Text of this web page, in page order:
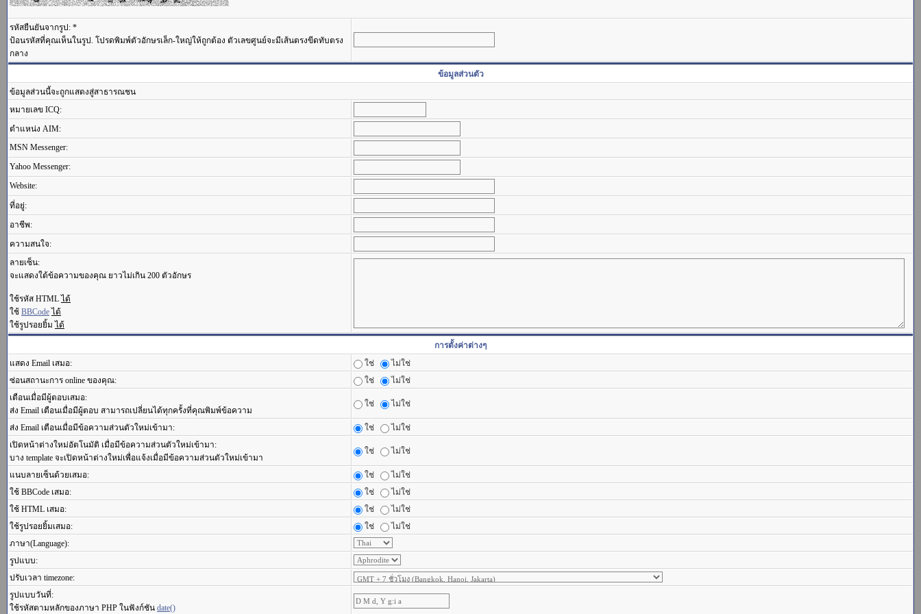
รหัสยืนยันจากรูป: *
ป้อนรหัสที่คุณเห็นในรูป. โปรดพิมพ์ตัวอักษรเล็ก-ใหญ่ให้ถูกต้อง ตัวเลขศูนย์จะมีเส้นตรงขีดทับตรง
กลาง
ข้อมูลส่วนตัว
ข้อมูลส่วนนี้จะถูกแสดงสู่สาธารณชน
หมายเลข ICQ:
ตำแหน่ง AIM:
MSN Messenger:
Yahoo Messenger:
Website:
ที่อยู่:
อาชีพ:
ความสนใจ:
ลายเซ็น:
จะแสดงใต้ข้อความของคุณ ยาวไม่เกิน 200 ตัวอักษร
ใช้รหัส HTML ได้
ใช้ BBCode ได้
ใช้รูปรอยยิ้ม ได้
การตั้งค่าต่างๆ
แสดง Email เสมอ:
ใช่
ไม่ใช่
ซ่อนสถานะการ online ของคุณ:
ใช่
ไม่ใช่
เตือนเมื่อมีผู้ตอบเสมอ:
ส่ง Email เตือนเมื่อมีผู้ตอบ สามารถเปลี่ยนได้ทุกครั้งที่คุณพิมพ์ข้อความ
ใช่ ไม่ใช่
ส่ง Email เตือนเมื่อมีข้อความส่วนตัวใหม่เข้ามา: ใช่
ไม่ใช่
เปิดหน้าต่างใหม่อัตโนมัติ เมื่อมีข้อความส่วนตัวใหม่เข้ามา:
บาง template จะเปิดหน้าต่างใหม่เพื่อแจ้งเมื่อมีข้อความส่วนตัวใหม่เข้ามา
ใช่ ไม่ใช่
แนบลายเซ็นด้วยเสมอ: ใช่
ไม่ใช่
ใช้ BBCode เสมอ:
ใช่
ไม่ใช่
ใช้ HTML เสมอ:
ใช่
ไม่ใช่
ใช้รูปรอยยิ้มเสมอ:
ใช่
ไม่ใช่
ภาษา(Language):
รูปแบบ:
ปรับเวลา timezone:
รูปแบบวันที่:
ใช้รหัสตามหลักของภาษา PHP ในฟังก์ชัน date()